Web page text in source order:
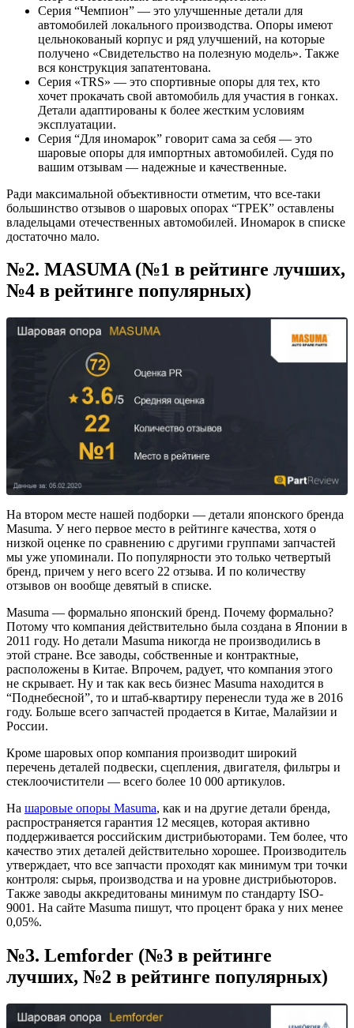
Серия “Чемпион” — это улучшенные детали для
автомобилей локального производства. Опоры имеют
цельнокованый корпус и ряд улучшений, на которые
получено «Свидетельство на полезную модель». Также
вся конструкция запатентована.
Серия «TRS» — это спортивные опоры для тех, кто
хочет прокачать свой автомобиль для участия в гонках.
Детали адаптированы к более жестким условиям
эксплуатации.
Серия “Для иномарок” говорит сама за себя — это
шаровые опоры для импортных автомобилей. Судя по
вашим отзывам — надежные и качественные.
Ради максимальной объективности отметим, что все-таки
большинство отзывов о шаровых опорах “ТРЕК” оставлены
владельцами отечественных автомобилей. Иномарок в списке
достаточно мало.
№2. MASUMA (№1 в рейтинге лучших,
№4 в рейтинге популярных)
На втором месте нашей подборки — детали японского бренда
Masuma. У него первое место в рейтинге качества, хотя о
низкой оценке по сравнению с другими группами запчастей
мы уже упоминали. По популярности это только четвертый
бренд, причем у него всего 22 отзыва. И по количеству
отзывов он вообще девятый в списке.
Masuma — формально японский бренд. Почему формально?
Потому что компания действительно была создана в Японии в
2011 году. Но детали Masuma никогда не производились в
этой стране. Все заводы, собственные и контрактные,
расположены в Китае. Впрочем, радует, что компания этого
не скрывает. Ну и так как весь бизнес Masuma находится в
“Поднебесной”, то и штаб-квартиру перенесли туда же в 2016
году. Больше всего запчастей продается в Китае, Малайзии и
России.
Кроме шаровых опор компания производит широкий
перечень деталей подвески, сцепления, двигателя, фильтры и
стеклоочистители — всего более 10 000 артикулов.
На шаровые опоры Masuma, как и на другие детали бренда,
распространяется гарантия 12 месяцев, которая активно
поддерживается российским дистрибьюторами. Тем более, что
качество этих деталей действительно хорошее. Производитель
утверждает, что все запчасти проходят как минимум три точки
контроля: сырья, производства и на уровне дистрибьюторов.
Также заводы аккредитованы минимум по стандарту ISO-
9001. На сайте Masuma пишут, что процент брака у них менее
0,05%.
№3. Lemforder (№3 в рейтинге
лучших, №2 в рейтинге популярных)